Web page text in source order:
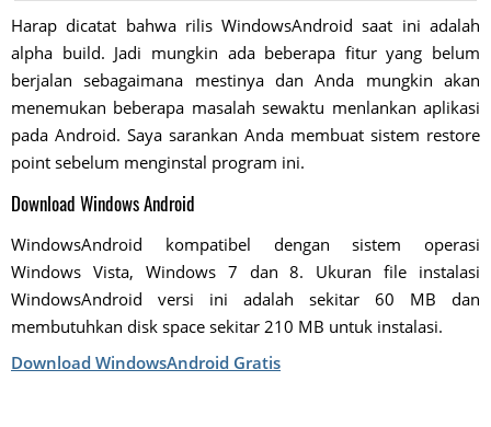
Harap dicatat bahwa rilis WindowsAndroid saat ini adalah
alpha build. Jadi mungkin ada beberapa fitur yang belum
berjalan sebagaimana mestinya dan Anda mungkin akan
menemukan beberapa masalah sewaktu menlankan aplikasi
pada Android. Saya sarankan Anda membuat sistem restore
point sebelum menginstal program ini.
Download Windows Android
WindowsAndroid kompatibel dengan sistem operasi
Windows Vista, Windows 7 dan 8. Ukuran file instalasi
WindowsAndroid versi ini adalah sekitar 60 MB dan
membutuhkan disk space sekitar 210 MB untuk instalasi.
Download WindowsAndroid Gratis